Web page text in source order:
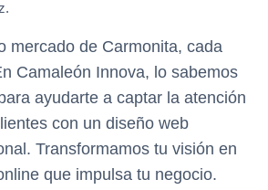
mercado de Carmonita, cada
Camaleón Innova, lo sabemos
ayudarte a captar la atención
con un diseño web
Transformamos tu visión en
que impulsa tu negocio.